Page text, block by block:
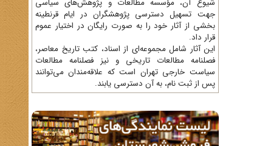
شیوع آن، مؤسسه مطالعات و پژوهش‌های سیاسی
جهت تسهیل دسترسی پژوهشگران در ایام قرنطینه
بخشی از آثار خود را به صورت رایگان در اختیار عموم
قرار داد.
این آثار شامل مجموعه‌ای از اسناد، کتب تاریخ معاصر،
فصلنامه‌ مطالعات تاریخی و نیز فصلنامه مطالعات
سیاست خارجی تهران است که علاقه‌مندان می‌توانند
پس از ثبت نام، به آن دسترسی یابند.